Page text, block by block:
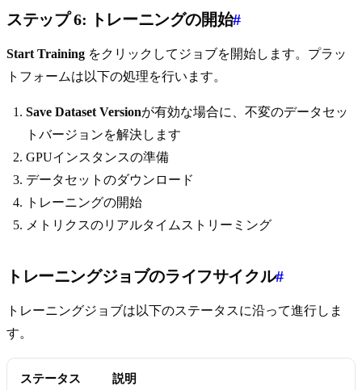
ステップ 6: トレーニングの開始#
Start Training をクリックしてジョブを開始します。プラッ
トフォームは以下の処理を行います。
Save Dataset Versionが有効な場合に、不変のデータセッ
トバージョンを解決します
GPUインスタンスの準備
データセットのダウンロード
トレーニングの開始
メトリクスのリアルタイムストリーミング
トレーニングジョブのライフサイクル#
トレーニングジョブは以下のステータスに沿って進行しま
す。
ステータス 説明